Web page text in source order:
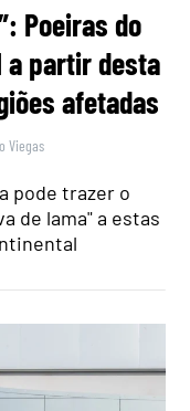
Poeiras do
a partir desta
afetadas
Viegas
pode trazer o
de lama" a estas